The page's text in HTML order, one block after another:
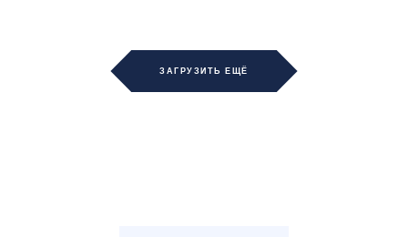
ЗАГРУЗИТЬ ЕЩЁ